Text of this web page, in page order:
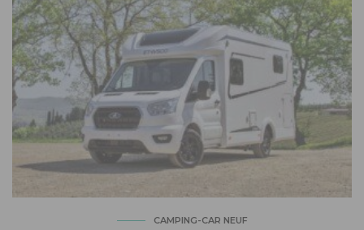
CAMPING-CAR NEUF